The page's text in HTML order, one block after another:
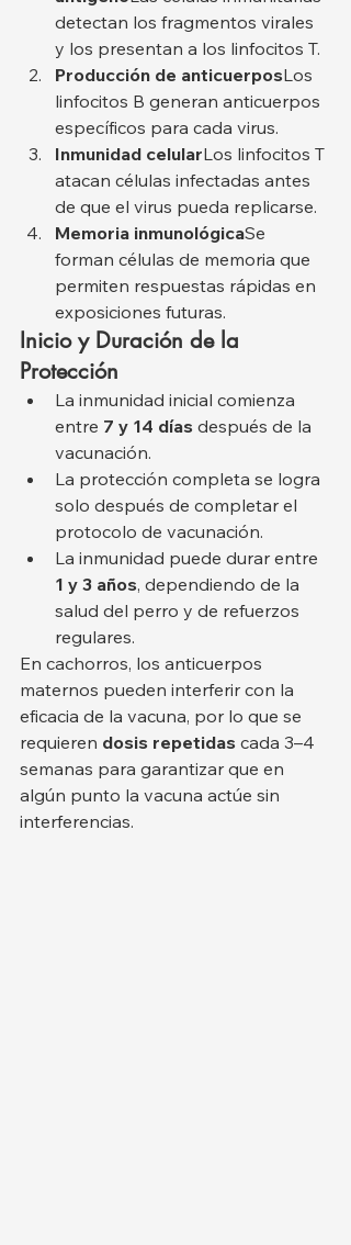
detectan los fragmentos virales
y los presentan a los linfocitos T.
Producción de anticuerposLos
linfocitos B generan anticuerpos
específicos para cada virus.
Inmunidad celularLos linfocitos T
atacan células infectadas antes
de que el virus pueda replicarse.
Memoria inmunológicaSe
forman células de memoria que
permiten respuestas rápidas en
exposiciones futuras.
Inicio y Duración de la
Protección
La inmunidad inicial comienza
entre 7 y 14 días después de la
vacunación.
La protección completa se logra
solo después de completar el
protocolo de vacunación.
La inmunidad puede durar entre
1 y 3 años, dependiendo de la
salud del perro y de refuerzos
regulares.
En cachorros, los anticuerpos
maternos pueden interferir con la
eficacia de la vacuna, por lo que se
requieren dosis repetidas cada 3–4
semanas para garantizar que en
algún punto la vacuna actúe sin
interferencias.